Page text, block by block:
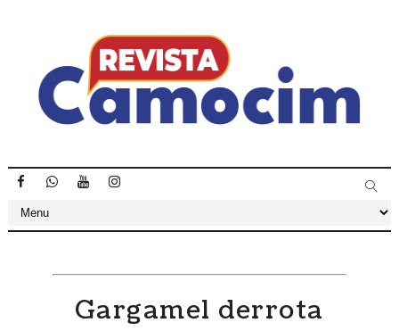
Gargamel derrota